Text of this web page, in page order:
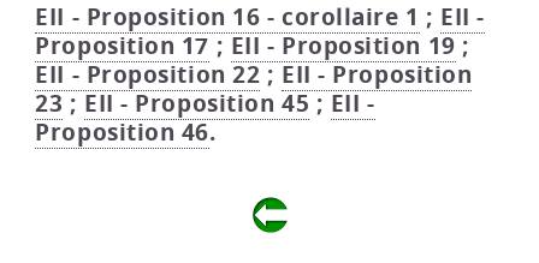
EII - Proposition 16 - corollaire 1 ; EII -
Proposition 17 ; EII - Proposition 19 ;
EII - Proposition 22 ; EII - Proposition
23 ; EII - Proposition 45 ; EII -
Proposition 46.